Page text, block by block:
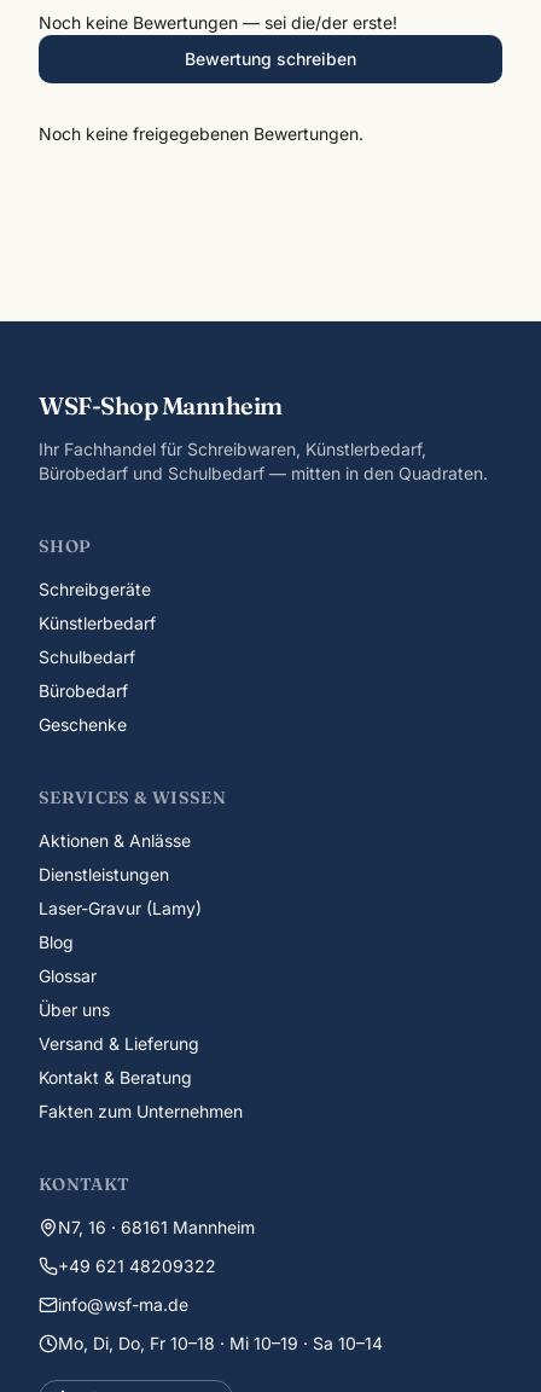
Noch keine Bewertungen — sei die/der erste!
Bewertung schreiben
Noch keine freigegebenen Bewertungen.
WSF-Shop Mannheim
Ihr Fachhandel für Schreibwaren, Künstlerbedarf,
Bürobedarf und Schulbedarf — mitten in den Quadraten.
SHOP
Schreibgeräte
Künstlerbedarf
Schulbedarf
Bürobedarf
Geschenke
SERVICES & WISSEN
Aktionen & Anlässe
Dienstleistungen
Laser-Gravur (Lamy)
Blog
Glossar
Über uns
Versand & Lieferung
Kontakt & Beratung
Fakten zum Unternehmen
KONTAKT
N7, 16 · 68161 Mannheim
+49 621 48209322
info@wsf-ma.de
Mo, Di, Do, Fr 10–18 · Mi 10–19 · Sa 10–14